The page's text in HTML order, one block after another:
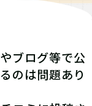
在します。
ブログ等で公
のは問題あり